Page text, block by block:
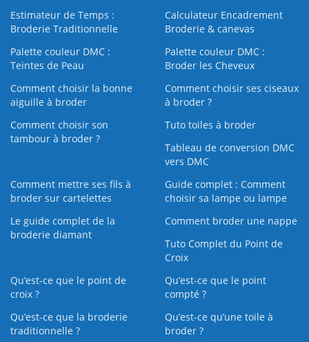
Estimateur de Temps :
Broderie Traditionnelle
Calculateur Encadrement
Broderie & canevas
Palette couleur DMC :
Teintes de Peau
Palette couleur DMC :
Broder les Cheveux
Comment choisir la bonne
aiguille à broder
Comment choisir ses ciseaux
à broder ?
Comment choisir son
tambour à broder ?
Tuto toiles à broder
Tableau de conversion DMC
vers DMC
Comment mettre ses fils à
broder sur cartelettes
Guide complet : Comment
choisir sa lampe ou lampe
Le guide complet de la
broderie diamant
Comment broder une nappe
Tuto Complet du Point de
Croix
Qu’est-ce que le point de
croix ?
Qu’est-ce que le point
compté ?
Qu’est-ce que la broderie
traditionnelle ?
Qu’est‑ce qu’une toile à
broder ?